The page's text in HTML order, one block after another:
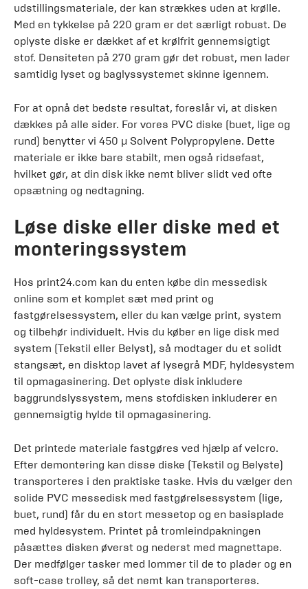
udstillingsmateriale, der kan strækkes uden at krølle.
Med en tykkelse på 220 gram er det særligt robust. De
oplyste diske er dækket af et krølfrit gennemsigtigt
stof. Densiteten på 270 gram gør det robust, men lader
samtidig lyset og baglyssystemet skinne igennem.
For at opnå det bedste resultat, foreslår vi, at disken
dækkes på alle sider. For vores PVC diske (buet, lige og
rund) benytter vi 450 µ Solvent Polypropylene. Dette
materiale er ikke bare stabilt, men også ridsefast,
hvilket gør, at din disk ikke nemt bliver slidt ved ofte
opsætning og nedtagning.
Løse diske eller diske med et
monteringssystem
Hos print24.com kan du enten købe din messedisk
online som et komplet sæt med print og
fastgørelsessystem, eller du kan vælge print, system
og tilbehør individuelt. Hvis du køber en lige disk med
system (Tekstil eller Belyst), så modtager du et solidt
stangsæt, en disktop lavet af lysegrå MDF, hyldesystem
til opmagasinering. Det oplyste disk inkludere
baggrundslyssystem, mens stofdisken inkluderer en
gennemsigtig hylde til opmagasinering.
Det printede materiale fastgøres ved hjælp af velcro.
Efter demontering kan disse diske (Tekstil og Belyste)
transporteres i den praktiske taske. Hvis du vælger den
solide PVC messedisk med fastgørelsessystem (lige,
buet, rund) får du en stort messetop og en basisplade
med hyldesystem. Printet på tromleindpakningen
påsættes disken øverst og nederst med magnettape.
Der medfølger tasker med lommer til de to plader og en
soft-case trolley, så det nemt kan transporteres.